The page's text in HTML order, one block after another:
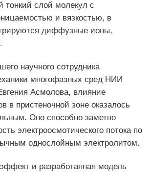
тонкий слой молекул с
и вязкостью, в
диффузные ионы,
научного сотрудника
многофазных сред НИИ
Асмолова, влияние
в пристеночной зоне оказалось
Оно способно заметно
электроосмотического потока по
однослойным электролитом.
и разработанная модель